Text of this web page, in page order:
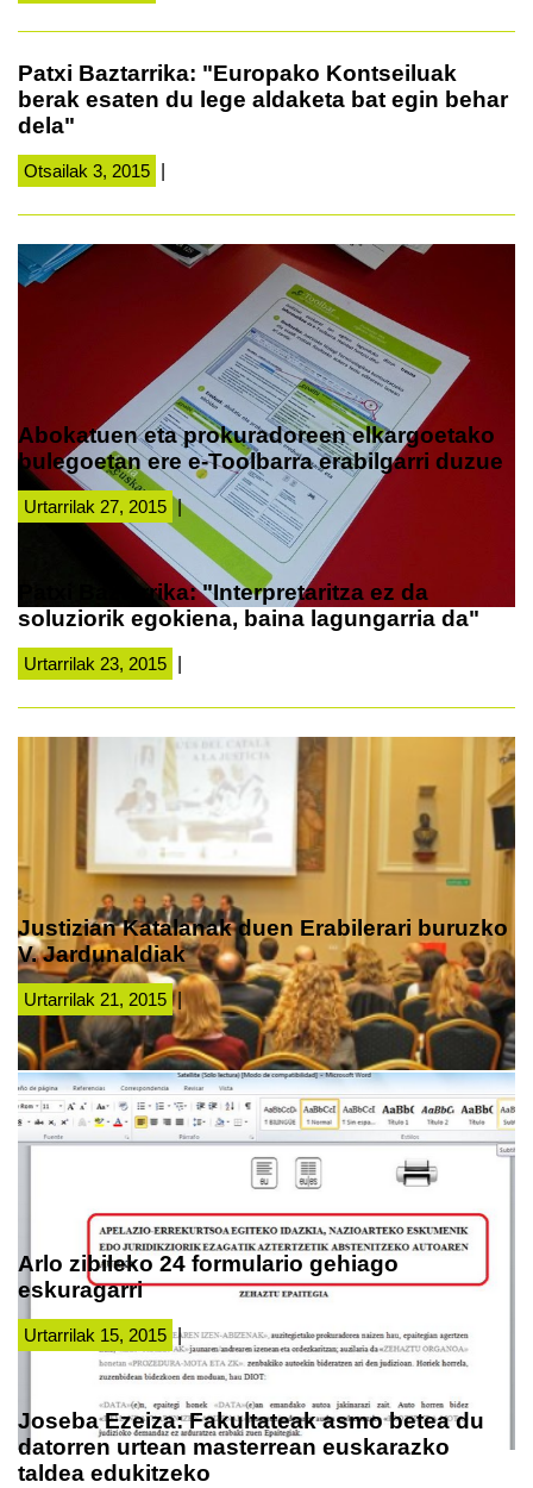
Patxi Baztarrika: "Europako Kontseiluak
berak esaten du lege aldaketa bat egin behar
dela"
Otsailak 3, 2015
Abokatuen eta prokuradoreen elkargoetako
bulegoetan ere e-Toolbarra erabilgarri duzue
Urtarrilak 27, 2015 |
Patxi Baztarrika: "Interpretaritza ez da
soluziorik egokiena, baina lagungarria da"
Urtarrilak 23, 2015
Justizian Katalanak duen Erabilerari buruzko
V. Jardunaldiak
Urtarrilak 21, 2015 |
Arlo zibileko 24 formulario gehiago
eskuragarri
Urtarrilak 15, 2015 |
Joseba Ezeiza: Fakultateak asmo betea du
datorren urtean masterrean euskarazko
taldea edukitzeko